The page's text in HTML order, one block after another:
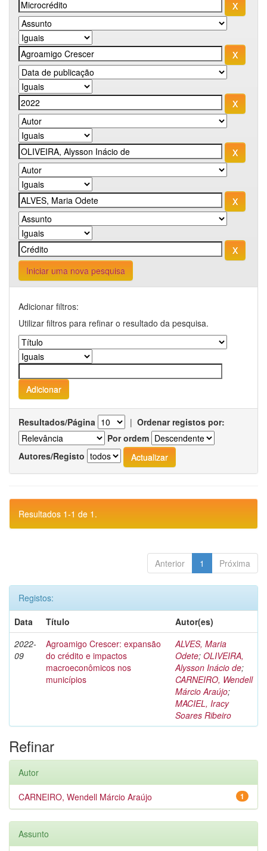
Iniciar uma nova pesquisa
Adicionar filtros:
Utilizar filtros para refinar o resultado da pesquisa.
Resultados/Página | Ordenar registos por:
Por ordem
Autores/Registo
Resultados 1-1 de 1.
Anterior 1 Próxima
Registos:
Data
Título
Autor(es)
2022-
09
Agroamigo Crescer: expansão
do crédito e impactos
macroeconômicos nos
municípios
ALVES, Maria
Odete; OLIVEIRA,
Alysson Inácio de;
CARNEIRO, Wendell
Márcio Araújo;
MACIEL, Iracy
Soares Ribeiro
Refinar
Autor
1
CARNEIRO, Wendell Márcio Araújo
Assunto